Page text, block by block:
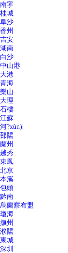
南寧
桂城
阜沙
香州
吉安
湖南
白沙
中山港
大港
青海
樂山
大理
石樓
江蘇
河?xùn)|
邵陽
蘭州
越秀
東鳳
北京
本溪
包頭
黔南
烏蘭察布盟
瓊海
撫州
濮陽
東城
深圳